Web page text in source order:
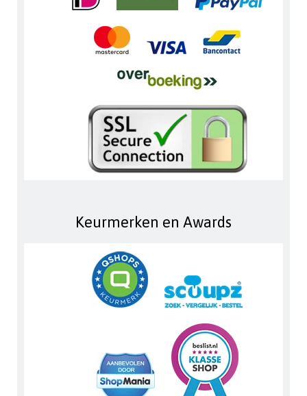
Keurmerken en Awards